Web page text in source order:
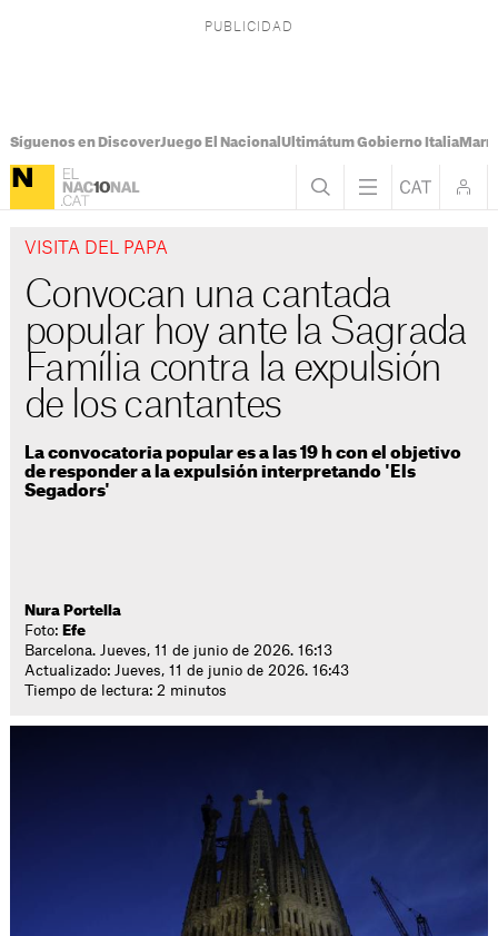
Síguenos en DiscoverJuego El Nacional Ultimátum Gobierno Italia
VISITA DEL PAPA
Convocan una cantada
popular hoy ante la Sagrada
Família contra la expulsión
de los cantantes
La convocatoria popular es a las 19 h con el objetivo
de responder a la expulsión interpretando 'Els
Segadors'
Nura Portella
Foto: Efe
Barcelona. Jueves, 11 de junio de 2026. 16:13
Actualizado: Jueves, 11 de junio de 2026. 16:43
Tiempo de lectura: 2 minutos